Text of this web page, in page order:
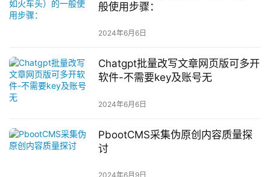
般使用步骤：
2024年6月6日
Chatgpt批量改写文章网页版可多开
软件-不需要key及账号无
2024年6月6日
PbootCMS采集伪原创内容质量探
讨
2024年6月9日